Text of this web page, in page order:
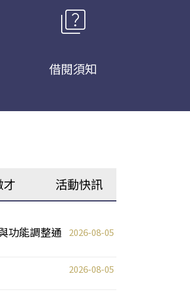
quiz
借閱須知
才 活動快訊
功能調整通
2026-08-05
2026-08-05